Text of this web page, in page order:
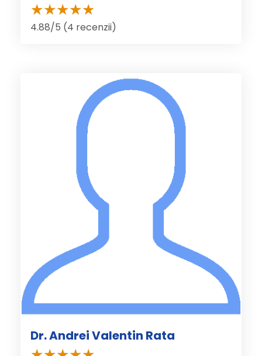
4.88/5 (4 recenzii)
Dr. Andrei Valentin Rata